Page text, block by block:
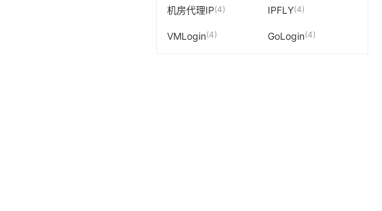
机房代理IP(4) IPFLY(4)
VMLogin(4) GoLogin(4)